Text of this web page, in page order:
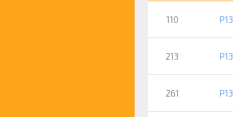
110 P13
213 P13
261 P13